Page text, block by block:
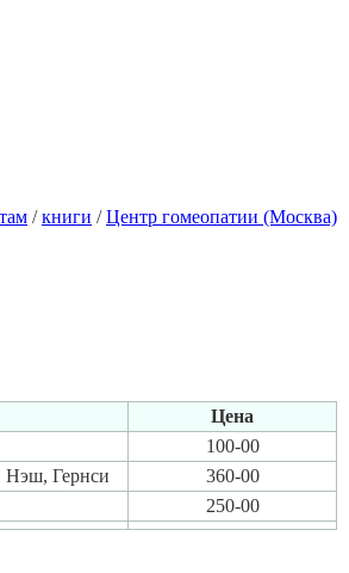
/книги /Центр гомеопатии (Москва)
Цена
100-00
Нэш, Гернси
360-00
250-00